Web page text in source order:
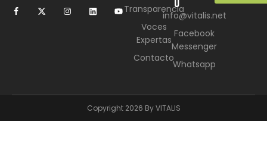
Transparencia
Voces
Expertas
Contacto
O
info@vitalis.net
Facebook
Messenger
Whatsapp
Copyright 2026 By VITALIS